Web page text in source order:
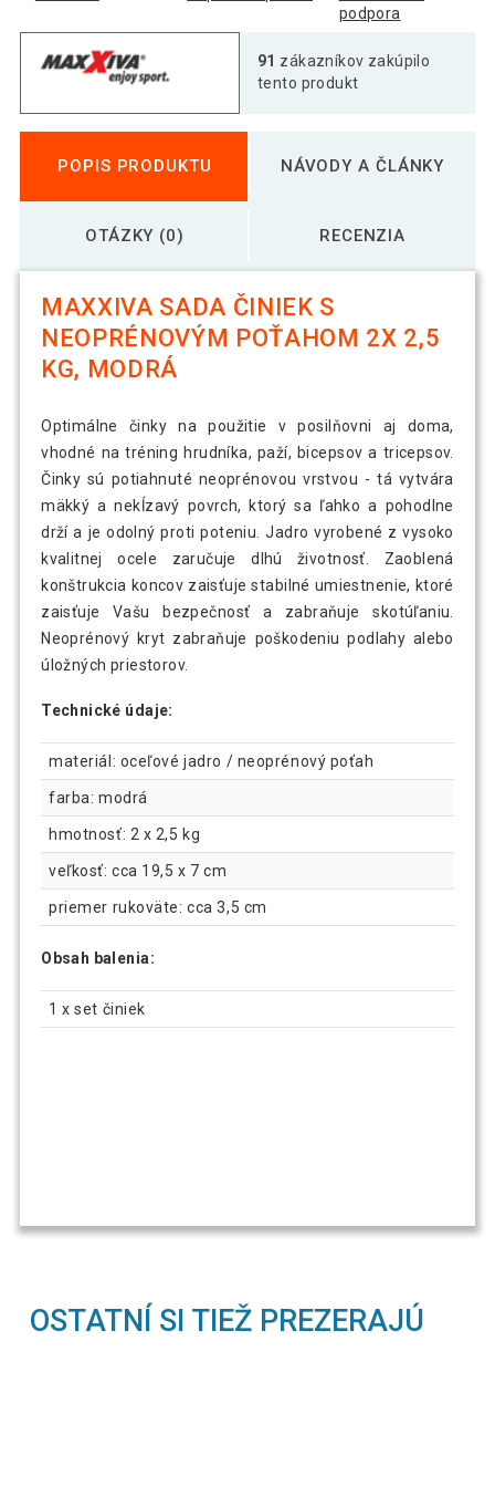
podpora
91 zákazníkov zakúpilo
tento produkt
POPIS PRODUKTU NÁVODY A ČLÁNKY
OTÁZKY (0) RECENZIA
MAXXIVA SADA ČINIEK S
NEOPRÉNOVÝM POŤAHOM 2X 2,5
KG, MODRÁ
Optimálne činky na použitie v posilňovni aj doma,
vhodné na tréning hrudníka, paží, bicepsov a tricepsov.
Činky sú potiahnuté neoprénovou vrstvou - tá vytvára
mäkký a nekĺzavý povrch, ktorý sa ľahko a pohodlne
drží a je odolný proti poteniu. Jadro vyrobené z vysoko
kvalitnej ocele zaručuje dlhú životnosť. Zaoblená
konštrukcia koncov zaisťuje stabilné umiestnenie, ktoré
zaisťuje Vašu bezpečnosť a zabraňuje skotúľaniu.
Neoprénový kryt zabraňuje poškodeniu podlahy alebo
úložných priestorov.
Technické údaje:
materiál: oceľové jadro / neoprénový poťah
farba: modrá
hmotnosť: 2 x 2,5 kg
veľkosť: cca 19,5 x 7 cm
priemer rukoväte: cca 3,5 cm
Obsah balenia:
1 x set činiek
OSTATNÍ SI TIEŽ PREZERAJÚ